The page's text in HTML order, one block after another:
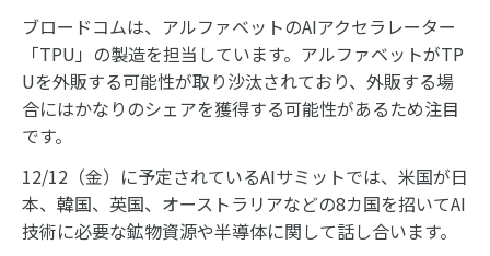
ブロードコムは、アルファベットのAIアクセラレーター
「TPU」の製造を担当しています。アルファベットがTP
Uを外販する可能性が取り沙汰されており、外販する場
合にはかなりのシェアを獲得する可能性があるため注目
です。
12/12（金）に予定されているAIサミットでは、米国が日
本、韓国、英国、オーストラリアなどの8カ国を招いてAI
技術に必要な鉱物資源や半導体に関して話し合います。